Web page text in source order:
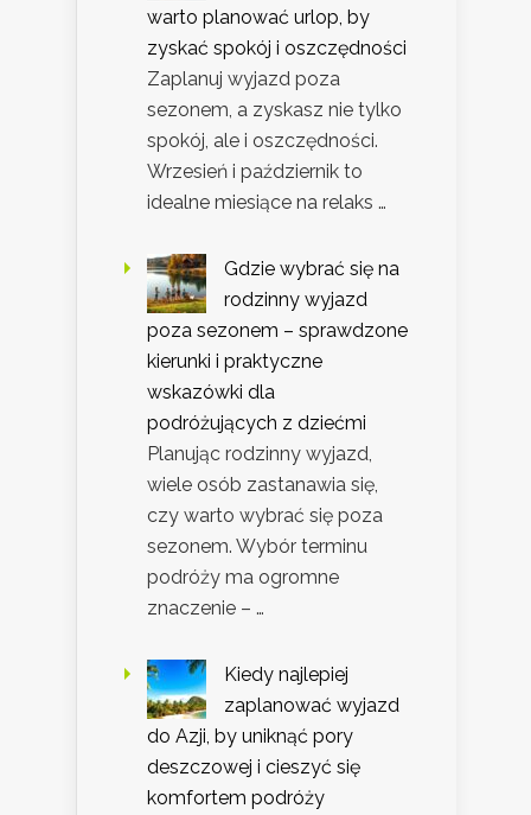
warto planować urlop, by
zyskać spokój i oszczędności
Zaplanuj wyjazd poza
sezonem, a zyskasz nie tylko
spokój, ale i oszczędności.
Wrzesień i październik to
idealne miesiące na relaks …
Gdzie wybrać się na
rodzinny wyjazd
poza sezonem – sprawdzone
kierunki i praktyczne
wskazówki dla
podróżujących z dziećmi
Planując rodzinny wyjazd,
wiele osób zastanawia się,
czy warto wybrać się poza
sezonem. Wybór terminu
podróży ma ogromne
znaczenie – …
Kiedy najlepiej
zaplanować wyjazd
do Azji, by uniknąć pory
deszczowej i cieszyć się
komfortem podróży